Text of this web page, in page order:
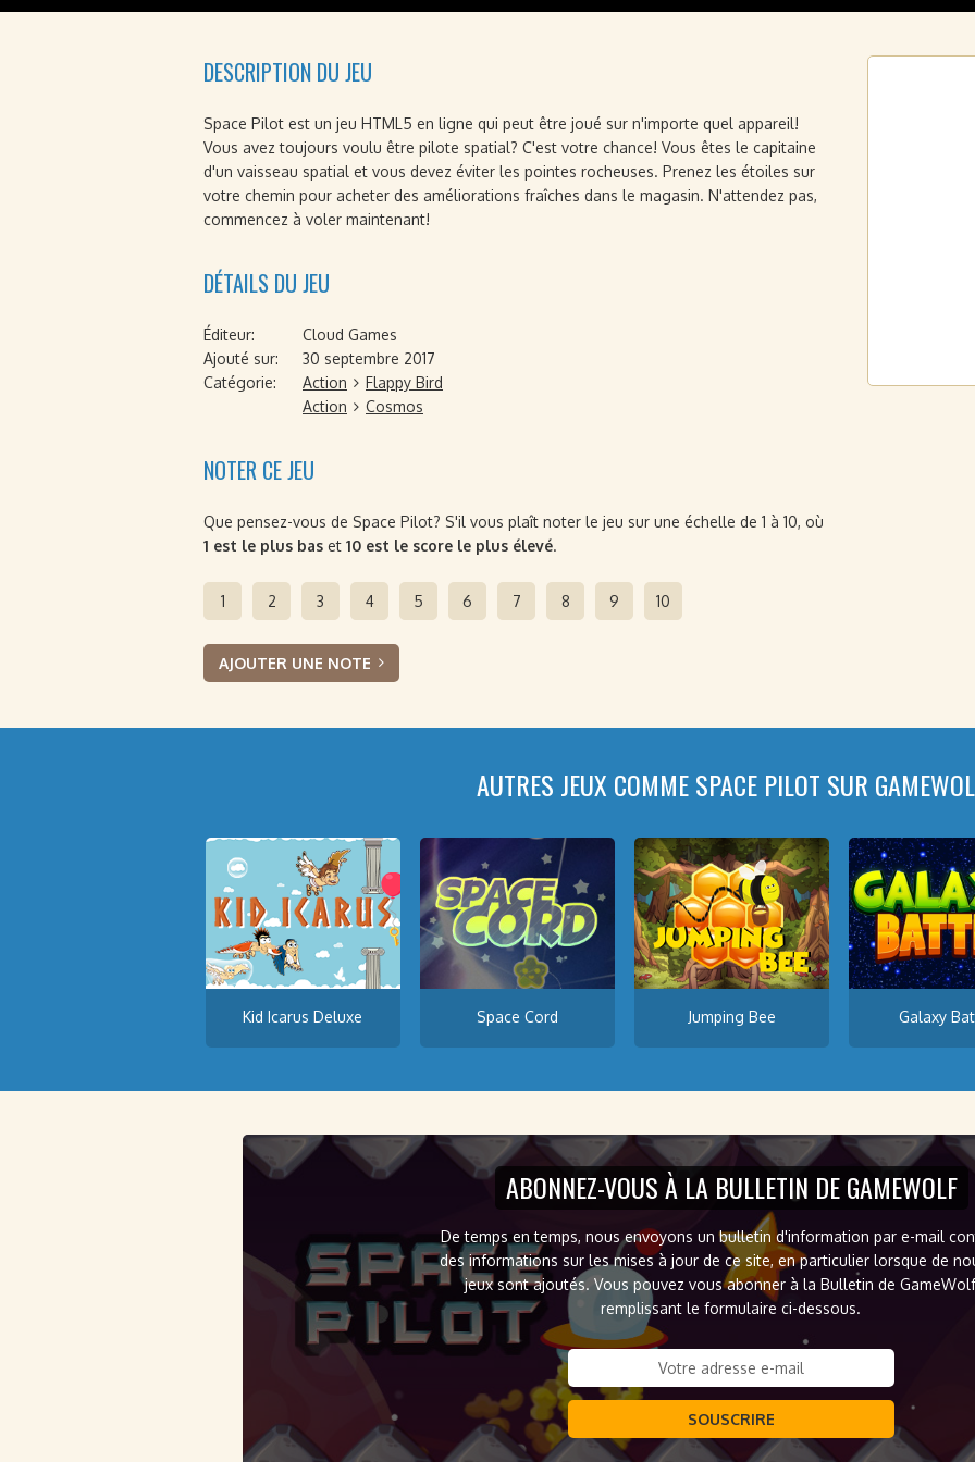
DESCRIPTION DU JEU
Space Pilot est un jeu HTML5 en ligne qui peut être joué sur n'importe quel appareil!
Vous avez toujours voulu être pilote spatial? C'est votre chance! Vous êtes le capitaine
d'un vaisseau spatial et vous devez éviter les pointes rocheuses. Prenez les étoiles sur
votre chemin pour acheter des améliorations fraîches dans le magasin. N'attendez pas,
commencez à voler maintenant!
DÉTAILS DU JEU
Éditeur:
Cloud Games
Ajouté sur:
30 septembre 2017
Catégorie:
Action
Flappy Bird
Action
Cosmos
NOTER CE JEU
Que pensez-vous de Space Pilot? S'il vous plaît noter le jeu sur une échelle de 1 à 10, où
1 est le plus bas et 10 est le score le plus élevé.
1 2 3 4 5 6 7 8 9 10
AJOUTER UNE NOTE
AUTRES JEUX COMME SPACE PILOT SUR
Kid Icarus Deluxe Space Cord Jumping Bee Galaxy
ABONNEZ-VOUS À LA BULLETIN DE GAMEWOLF
De temps en temps, nous envoyons un bulletin d'information par e-mail
des informations sur les mises à jour de ce site, en particulier lorsque de
jeux sont ajoutés. Vous pouvez vous abonner à la Bulletin de
remplissant le formulaire ci-dessous.
SOUSCRIRE